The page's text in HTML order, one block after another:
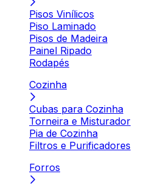
Pisos Vinílicos
Piso Laminado
Pisos de Madeira
Painel Ripado
Rodapés
Cozinha
Cubas para Cozinha
Torneira e Misturador
Pia de Cozinha
Filtros e Purificadores
Forros